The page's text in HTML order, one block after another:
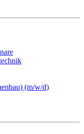
(m/w/d)